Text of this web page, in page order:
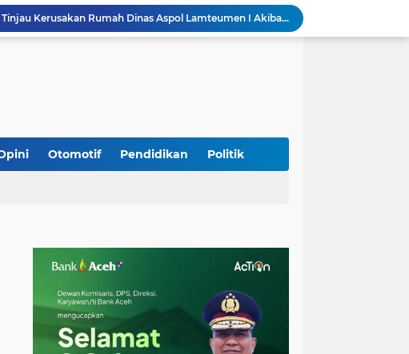
Kapolda Aceh Tinjau Kerusakan Rumah Dinas Aspol Lamteumen I Akibat Angin Kencang Disertai Hujan
Kodim Kota Banda Aceh Gelar Sidang Usul Kenaikan Pangkat Bintara dan Tamtama Periode 1 April 2027
Perkuat Akses dan Mobilitas Masyarakat, Kodim 0106/Ateng Dukung Pembangunan Jembatan Beton di Rusip Antara, Aceh Tengah
Otomotif Pendidikan Politik